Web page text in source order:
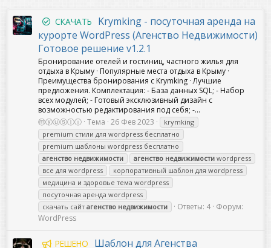
СКАЧАТЬ
Krymking - посуточная аренда на
курорте WordPress (Агенство Недвижимости)
Готовое решение v1.2.1
Бронирование отелей и гостиниц, частного жилья для
отдыха в Крыму · Популярные места отдыха в Крыму ·
Преимущества бронирования с Krymking · Лучшие
предложения. Комплектация: - База данных SQL; - Набор
всех модулей; - Готовый эксклюзивный дизайн с
возможностью редактирования под себя; -...
ⓜⓨⓤⓢⓛⓘ Тема 26 Фев 2023
krymking
premium стили для wordpress бесплатно
premium шаблоны wordpress бесплатно
агенство недвижимости агенство недвижимости wordpress
все для wordpress
корпоративный шаблон для wordpress
медицина и здоровье тема wordpress
посуточная аренда wordpress
скачать сайт агенство недвижимости Ответы: 4 Форум:
WordPress
РЕШЕНО
Шаблон для Агенства